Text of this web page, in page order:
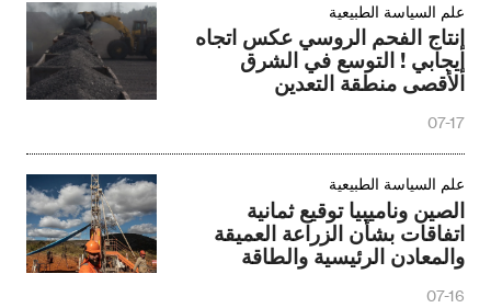
علم السياسة الطبيعية
إنتاج الفحم الروسي عكس اتجاه
إيجابي ! التوسع في الشرق
الأقصى منطقة التعدين
07-17
علم السياسة الطبيعية
الصين وناميبيا توقيع ثمانية
اتفاقات بشأن الزراعة العميقة
والمعادن الرئيسية والطاقة
07-16